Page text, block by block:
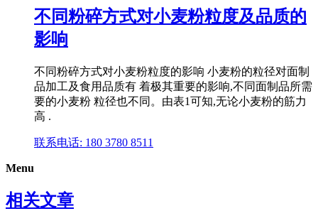
不同粉碎方式对小麦粉粒度及品质的
影响
不同粉碎方式对小麦粉粒度的影响 小麦粉的粒径对面制
品加工及食用品质有 着极其重要的影响,不同面制品所需
要的小麦粉 粒径也不同。由表1可知,无论小麦粉的筋力
高 .
联系电话: 180 3780 8511
Menu
相关文章